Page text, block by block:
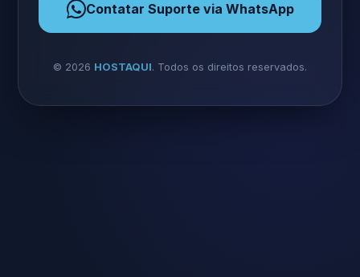
Contatar Suporte via WhatsApp
© 2026 HOSTAQUI. Todos os direitos reservados.